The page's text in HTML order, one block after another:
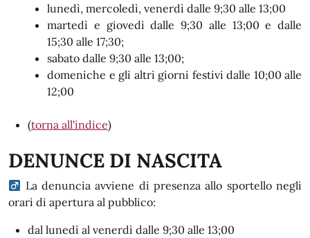
lunedì, mercoledì, venerdì dalle 9;30 alle 13;00
martedì e giovedì dalle 9;30 alle 13;00 e dalle
15;30 alle 17;30;
sabato dalle 9;30 alle 13;00;
domeniche e gli altri giorni festivi dalle 10;00 alle
12;00
(torna all'indice)
DENUNCE DI NASCITA
La denuncia avviene di presenza allo sportello negli
orari di apertura al pubblico:
dal lunedì al venerdì dalle 9;30 alle 13;00